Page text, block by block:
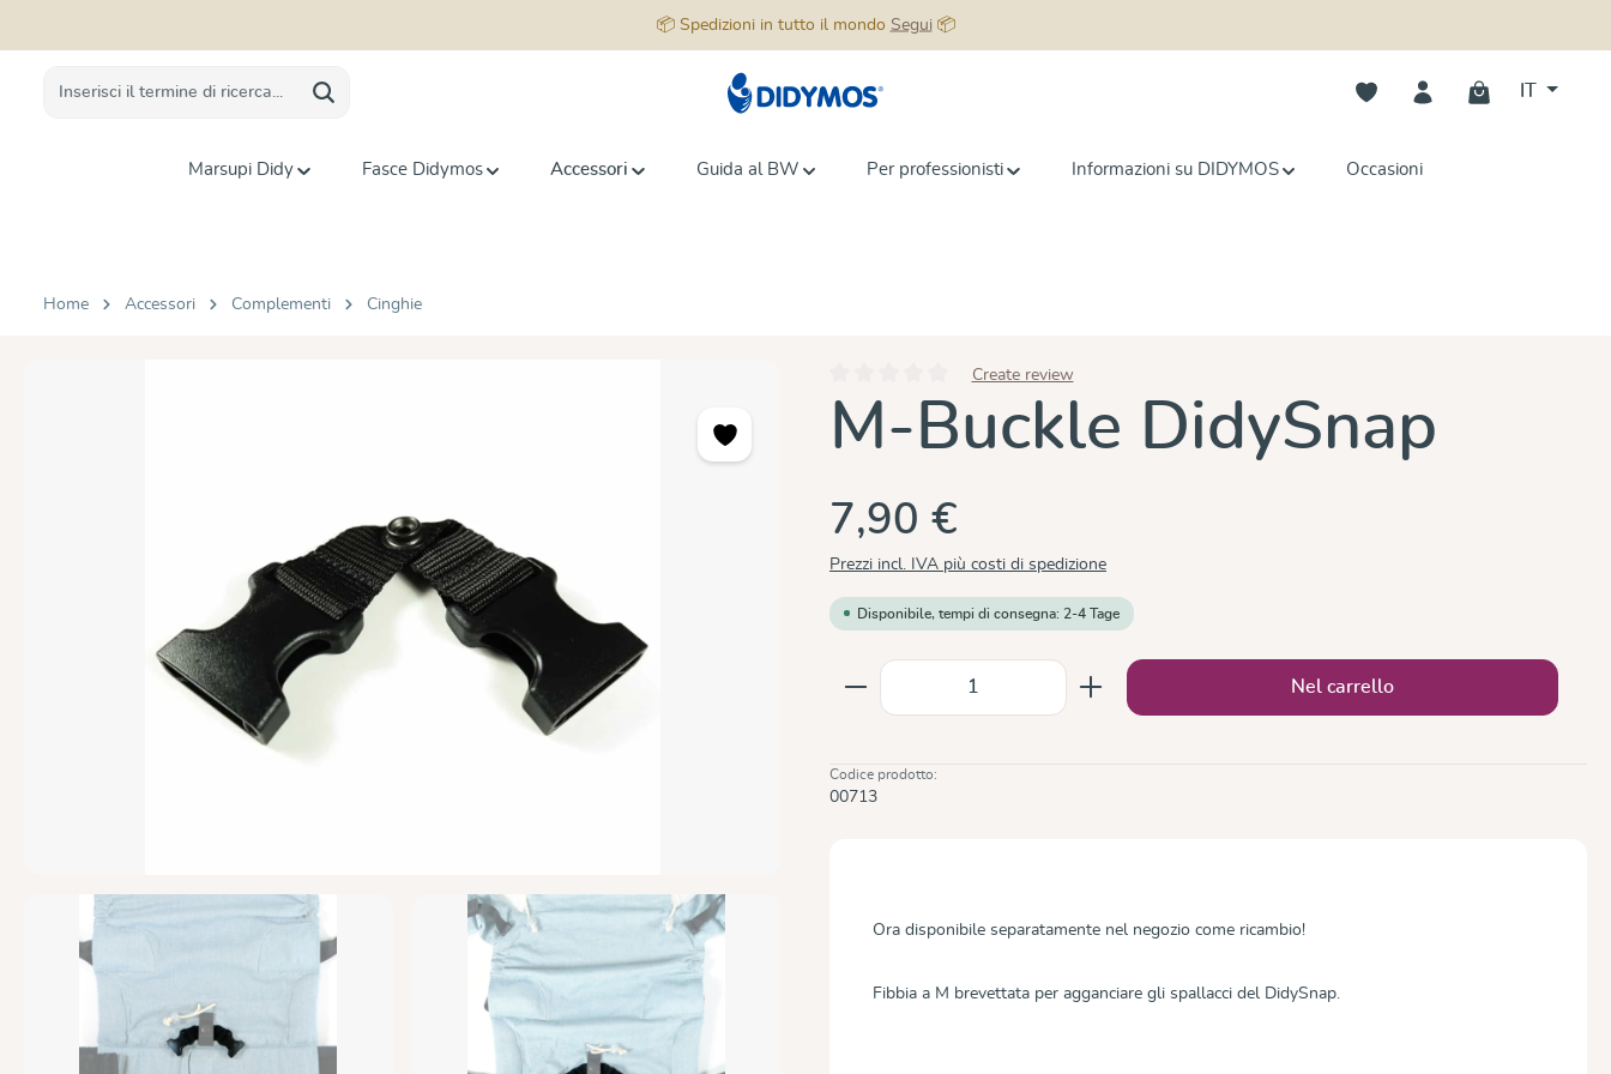
📦 Spedizioni in tutto il mondo Segui📦
Hai 0 articoli nella lista dei
Marsupi Didy Fasce Didymos Accessori Guida al BW Per professionisti Informazioni su DIDYMOS Occasioni
Home Accessori Complementi Cinghie
Valutazione media di 0 su 5 stelle
Create review
M-Buckle DidySnap
7,90 €
Prezzi incl. IVA più costi di spedizione
Disponibile, tempi di consegna: 2-4 Tage
Quantità del prodotto: inserisci la quantità desiderata o
Nel carrello
Codice prodotto:
00713
Ora disponibile separatamente nel negozio come ricambio!
Fibbia a M brevettata per agganciare gli spallacci del DidySnap.